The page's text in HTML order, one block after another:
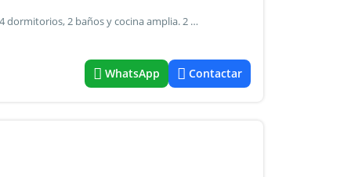
Casa con terraza compuesta por living comedor al frente, 4 dormitorios, 2 baños y cocina amplia. 2 galerías con pasillo pasante. Luego en primer piso quincho con parrilla y terraza descubierta. Muy buena orientacion. Todo luz a mejorar. Se puede subdividir. Frente (m): 8.70 m fondo (m): 24.25 m código de planeamiento urbano: aph 1 14 maseda propiedades. Cucicba 3858 *las medidas, superficies y montos de expensas consignadas en la presente descripción son aproximadas, a solo título orientativo y no son vinculantes. Las medidas y superficies reales surgen del título respectivo, y el monto de expensas real, del recibo emitido por la administración del consorcio de copropietarios que rige el inmueble
WhatsApp Contactar